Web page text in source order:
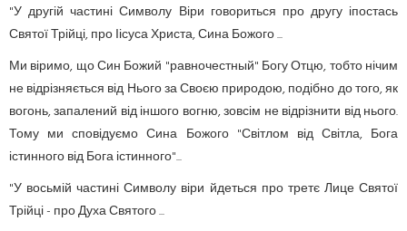
"У другій частині Символу Віри говориться про другу іпостась
Святої Трійці, про Іісуса Христа, Сина Божого ...
Ми віримо, що Син Божий "равночестный" Богу Отцю, тобто нічим
не відрізняється від Нього за Своєю природою, подібно до того, як
вогонь, запалений від іншого вогню, зовсім не відрізнити від нього.
Тому ми сповідуємо Сина Божого "Світлом від Світла, Бога
істинного від Бога істинного"...
"У восьмій частині Символу віри йдеться про третє Лице Святої
Трійці - про Духа Святого ...